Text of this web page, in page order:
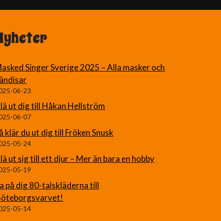
Singer Sverige 2025 – Alla masker och
06-23
ut dig till Håkan Hellström
06-07
klär du ut dig till Fröken Snusk
05-24
ut sig till ett djur – Mer än bara en hobby
05-19
på dig 80-talskläderna till
05-14